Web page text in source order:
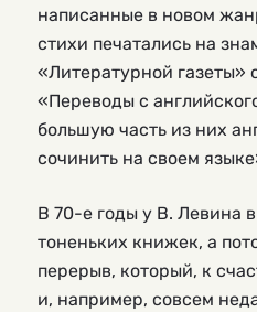
написанные в новом
стихи печатались на
«Литературной газеты»
«Переводы с
большую часть из них
сочинить на своем
В 70-е годы у В. Левина
тоненьких книжек, а
перерыв, который, к
и, например, совсем